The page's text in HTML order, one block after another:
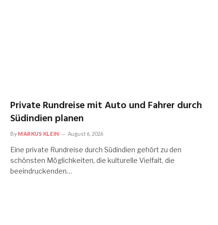
Private Rundreise mit Auto und Fahrer durch
Südindien planen
ByMARKUS KLEIN August 6, 2026
Eine private Rundreise durch Südindien gehört zu den
schönsten Möglichkeiten, die kulturelle Vielfalt, die
beeindruckenden…